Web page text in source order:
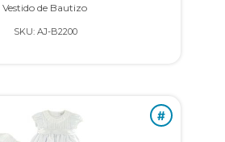
Vestido de Bautizo
SKU: AJ-B2200
#